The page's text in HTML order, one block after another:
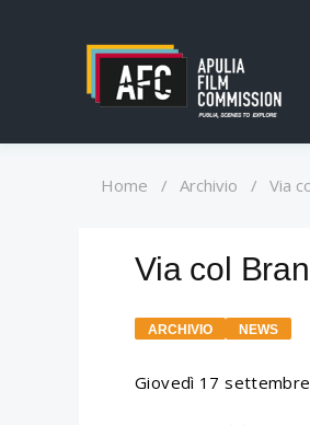
Home / Archivio / Via
Via col
ARCHIVIO NEWS
Giovedì 17